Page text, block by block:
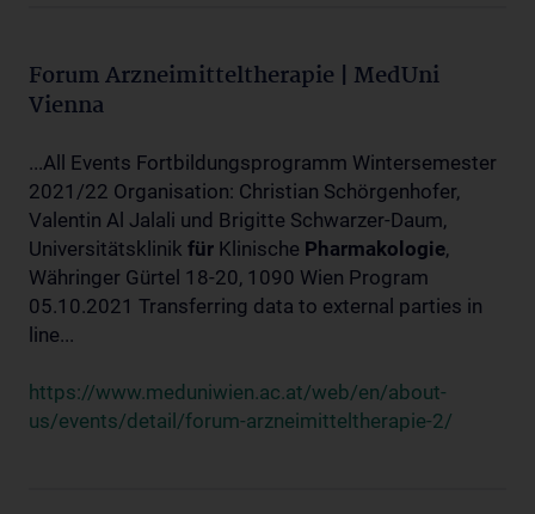
Forum Arzneimitteltherapie | MedUni
Vienna
...All Events Fortbildungsprogramm Wintersemester
2021/22 Organisation: Christian Schörgenhofer,
Valentin Al Jalali und Brigitte Schwarzer-Daum,
Universitätsklinik für Klinische Pharmakologie,
Währinger Gürtel 18-20, 1090 Wien Program
05.10.2021 Transferring data to external parties in
line...
https://www.meduniwien.ac.at/web/en/about-
us/events/detail/forum-arzneimitteltherapie-2/